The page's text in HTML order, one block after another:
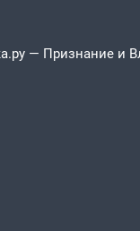
— Признание и